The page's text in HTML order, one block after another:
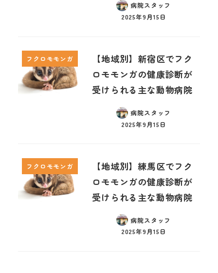
病院スタッフ
2025年9月15日
フクロモモンガ
【地域別】新宿区でフク
ロモモンガの健康診断が
受けられる主な動物病院
病院スタッフ
2025年9月15日
フクロモモンガ
【地域別】練馬区でフク
ロモモンガの健康診断が
受けられる主な動物病院
病院スタッフ
2025年9月15日